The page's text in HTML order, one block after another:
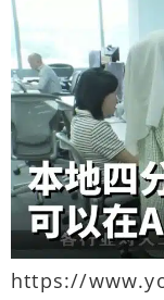
https://